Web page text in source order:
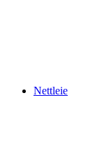
Nettleie